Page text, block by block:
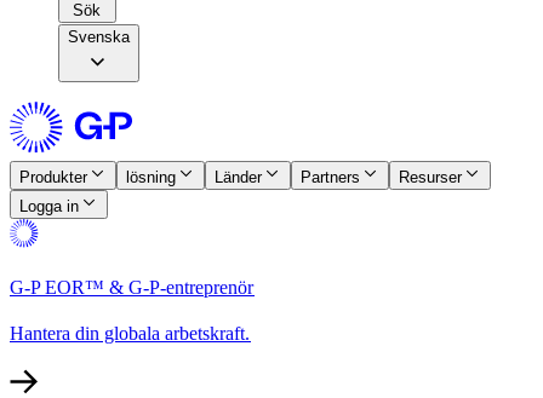
Sök​​
Svenska
Produkter​​ lösning​​ Länder​​ Partners​​
Resurser​​
Logga in​​
G-P EOR™ & G-P-entreprenör​​
Hantera din globala arbetskraft.​​